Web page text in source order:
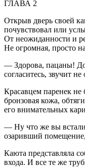
ГЛАВА 2
Открыв дверь своей
почувствовал или
От неожиданности и
Не огромная, просто
— Здорова, пацаны!
согласитесь, звучит не
Красавцем паренек
бронзовая кожа,
его внимательных
— Ну что же вы встали,
озаривший
Каюта представляла
входа. И все те же